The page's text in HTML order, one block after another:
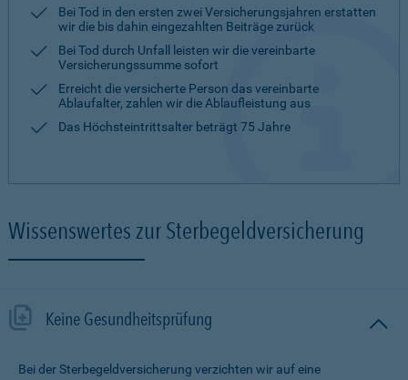
Bei Tod in den ersten zwei Versicherungsjahren erstatten
wir die bis dahin eingezahlten Beiträge zurück
Bei Tod durch Unfall leisten wir die vereinbarte
Versicherungssumme sofort
Erreicht die versicherte Person das vereinbarte
Ablaufalter, zahlen wir die Ablaufleistung aus
Das Höchsteintrittsalter beträgt 75 Jahre
Wissenswertes zur Sterbegeldversicherung
Keine Gesundheitsprüfung
Bei der Sterbegeldversicherung verzichten wir auf eine